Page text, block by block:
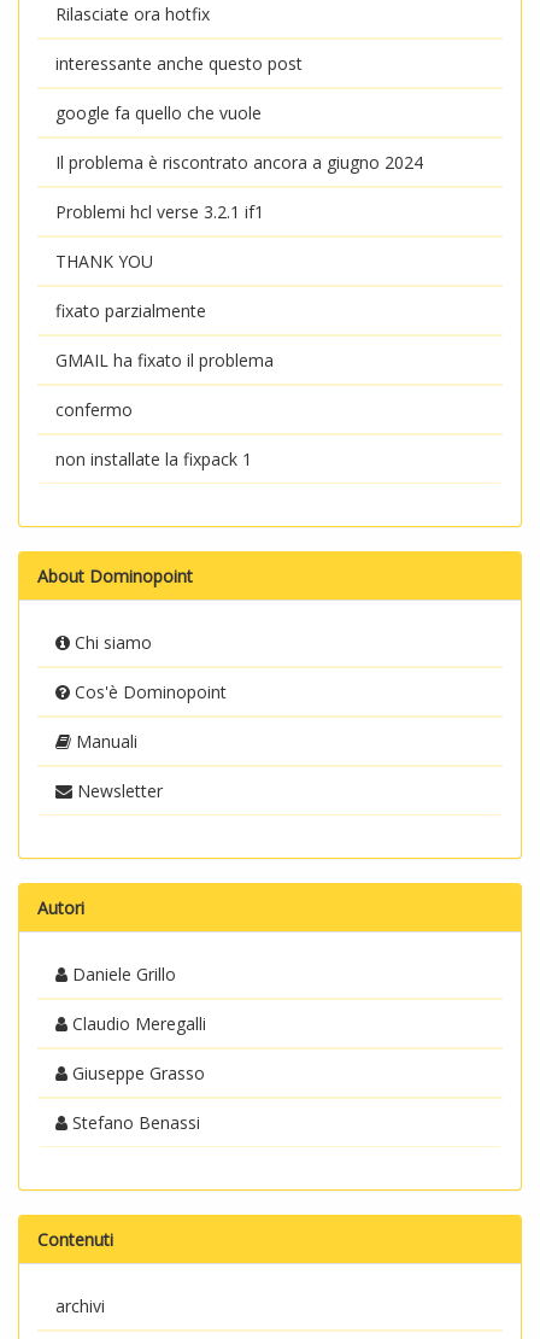
Rilasciate ora hotfix
interessante anche questo post
google fa quello che vuole
Il problema è riscontrato ancora a giugno 2024
Problemi hcl verse 3.2.1 if1
THANK YOU
fixato parzialmente
GMAIL ha fixato il problema
confermo
non installate la fixpack 1
About Dominopoint
Chi siamo
Cos'è Dominopoint
Manuali
Newsletter
Autori
Daniele Grillo
Claudio Meregalli
Giuseppe Grasso
Stefano Benassi
Contenuti
archivi